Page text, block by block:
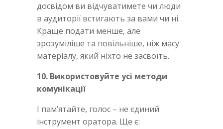
досвідом ви відчуватимете чи люди
в аудиторії встигають за вами чи ні.
Краще подати менше, але
зрозуміліше та повільніше, ніж масу
матеріалу, який ніхто не засвоїть.
10. Використовуйте усі методи
комунікації
І пам’ятайте, голос – не єдиний
інструмент оратора. Ще є: